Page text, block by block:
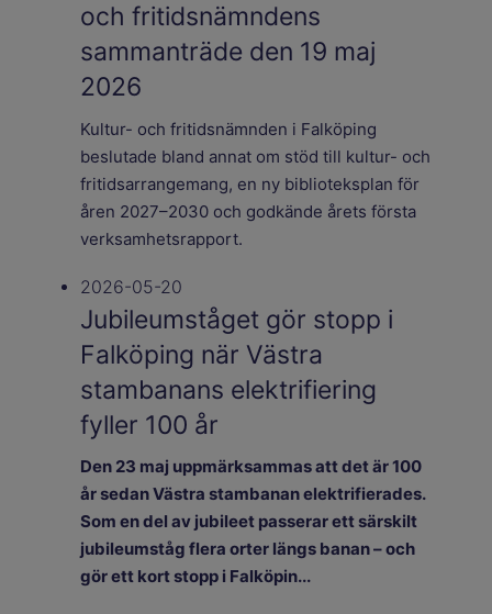
och fritidsnämndens
sammanträde den 19 maj
2026
Kultur- och fritidsnämnden i Falköping
beslutade bland annat om stöd till kultur- och
fritidsarrangemang, en ny biblioteksplan för
åren 2027–2030 och godkände årets första
verksamhetsrapport.
2026-05-20
Jubileumståget gör stopp i
Falköping när Västra
stambanans elektrifiering
fyller 100 år
Den 23 maj uppmärksammas att det är 100
år sedan Västra stambanan elektrifierades.
Som en del av jubileet passerar ett särskilt
jubileumståg flera orter längs banan – och
gör ett kort stopp i Falköpin...